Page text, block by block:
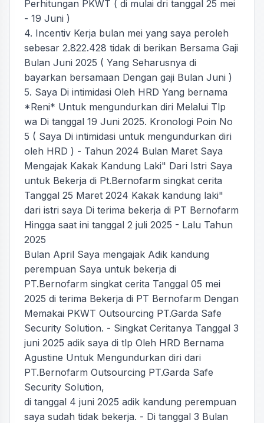
Perhitungan PKWT ( di mulai dri tanggal 25 mei
- 19 Juni )
4. Incentiv Kerja bulan mei yang saya peroleh
sebesar 2.822.428 tidak di berikan Bersama Gaji
Bulan Juni 2025 ( Yang Seharusnya di
bayarkan bersamaan Dengan gaji Bulan Juni )
5. Saya Di intimidasi Oleh HRD Yang bernama
*Reni* Untuk mengundurkan diri Melalui Tlp
wa Di tanggal 19 Juni 2025. Kronologi Poin No
5 ( Saya Di intimidasi untuk mengundurkan diri
oleh HRD ) - Tahun 2024 Bulan Maret Saya
Mengajak Kakak Kandung Laki" Dari Istri Saya
untuk Bekerja di Pt.Bernofarm singkat cerita
Tanggal 25 Maret 2024 Kakak kandung laki"
dari istri saya Di terima bekerja di PT Bernofarm
Hingga saat ini tanggal 2 juli 2025 - Lalu Tahun
2025
Bulan April Saya mengajak Adik kandung
perempuan Saya untuk bekerja di
PT.Bernofarm singkat cerita Tanggal 05 mei
2025 di terima Bekerja di PT Bernofarm Dengan
Memakai PKWT Outsourcing PT.Garda Safe
Security Solution. - Singkat Ceritanya Tanggal 3
juni 2025 adik saya di tlp Oleh HRD Bernama
Agustine Untuk Mengundurkan diri dari
PT.Bernofarm Outsourcing PT.Garda Safe
Security Solution,
di tanggal 4 juni 2025 adik kandung perempuan
saya sudah tidak bekerja. - Di tanggal 3 Bulan